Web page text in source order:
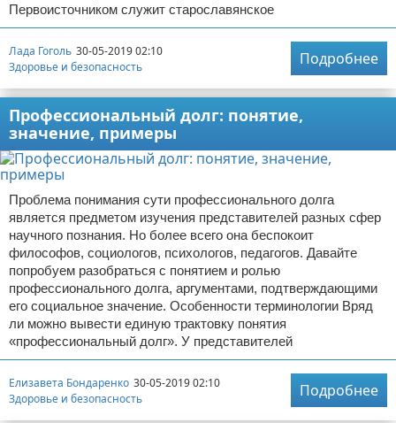
Первоисточником служит старославянское
Лада Гоголь 30-05-2019 02:10
Здоровье и безопасность
Подробнее
Профессиональный долг: понятие,
значение, примеры
Проблема понимания сути профессионального долга
является предметом изучения представителей разных сфер
научного познания. Но более всего она беспокоит
философов, социологов, психологов, педагогов. Давайте
попробуем разобраться с понятием и ролью
профессионального долга, аргументами, подтверждающими
его социальное значение. Особенности терминологии Вряд
ли можно вывести единую трактовку понятия
«профессиональный долг». У представителей
Елизавета Бондаренко 30-05-2019 02:10
Здоровье и безопасность
Подробнее